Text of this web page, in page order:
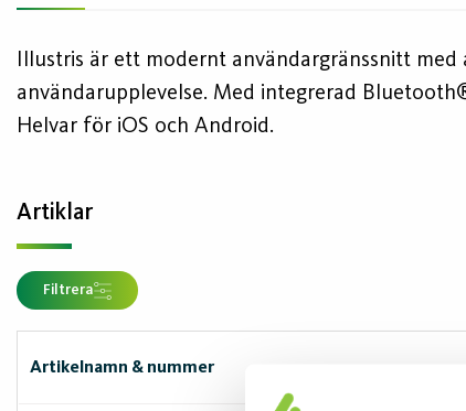
Illustris är ett modernt användargränssnitt
användarupplevelse. Med integrerad
Helvar för iOS och Android.
Artiklar
Filtrera
Artikelnamn & nummer